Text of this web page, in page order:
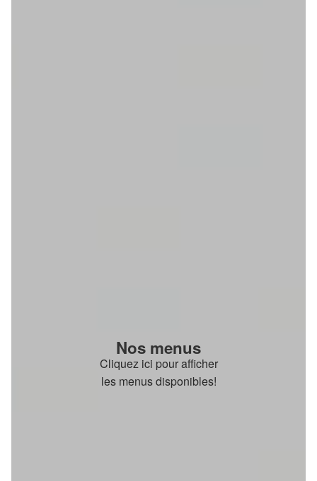
Nos menus
Cliquez ici pour afficher
les menus disponibles!